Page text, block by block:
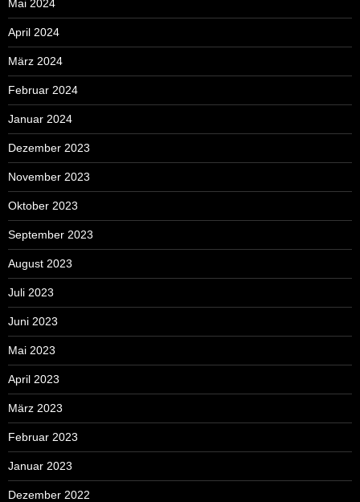
Mai 2024
April 2024
März 2024
Februar 2024
Januar 2024
Dezember 2023
November 2023
Oktober 2023
September 2023
August 2023
Juli 2023
Juni 2023
Mai 2023
April 2023
März 2023
Februar 2023
Januar 2023
Dezember 2022